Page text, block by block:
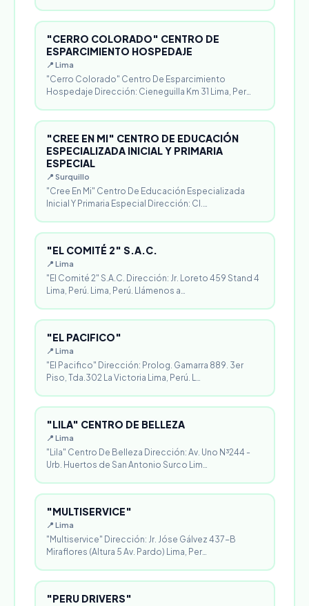
"CERRO COLORADO" CENTRO DE
ESPARCIMIENTO HOSPEDAJE
📍 Lima
"Cerro Colorado" Centro De Esparcimiento
Hospedaje Dirección: Cieneguilla Km 31 Lima, Per…
"CREE EN MI" CENTRO DE EDUCACIÓN
ESPECIALIZADA INICIAL Y PRIMARIA
ESPECIAL
📍 Surquillo
"Cree En Mi" Centro De Educación Especializada
Inicial Y Primaria Especial Dirección: Cl.…
"EL COMITÉ 2" S.A.C.
📍 Lima
"El Comité 2" S.A.C. Dirección: Jr. Loreto 459 Stand 4
Lima, Perú. Lima, Perú. Llámenos a…
"EL PACIFICO"
📍 Lima
"El Pacifico" Dirección: Prolog. Gamarra 889. 3er
Piso, Tda.302 La Victoria Lima, Perú. L…
"LILA" CENTRO DE BELLEZA
📍 Lima
"Lila" Centro De Belleza Dirección: Av. Uno N³244 -
Urb. Huertos de San Antonio Surco Lim…
"MULTISERVICE"
📍 Lima
"Multiservice" Dirección: Jr. Jóse Gálvez 437-B
Miraflores (Altura 5 Av. Pardo) Lima, Per…
"PERU DRIVERS"